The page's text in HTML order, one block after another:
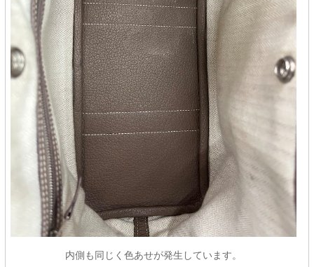
内側も同じく色あせが発生しています。